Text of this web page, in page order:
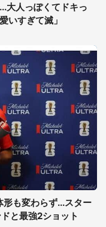
大人っぽくてドキっ
いすぎて滅」
も変わらず...スター
と最強2ショット